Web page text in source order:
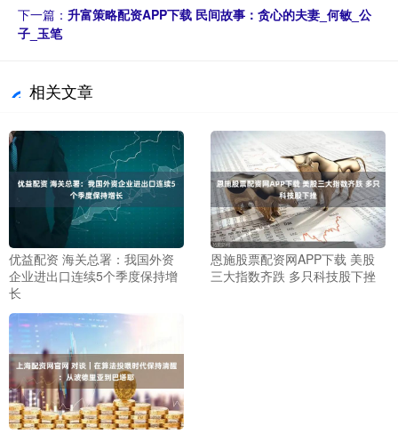
下一篇： 升富策略配资APP下载 民间故事：贪心的夫妻_何敏_公
子_玉笔
相关文章
优益配资 海关总署：我国外资
企业进出口连续5个季度保持增
长
恩施股票配资网APP下载 美股
三大指数齐跌 多只科技股下挫